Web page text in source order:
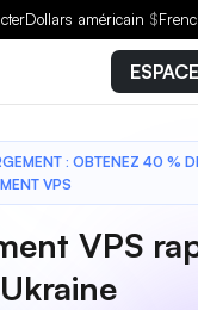
Dollars américain $
: OBTENEZ 40 %
VPS
VPS